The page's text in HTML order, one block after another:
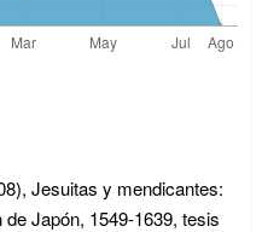
Jesuitas y mendicantes:
Japón, 1549-1639, tesis